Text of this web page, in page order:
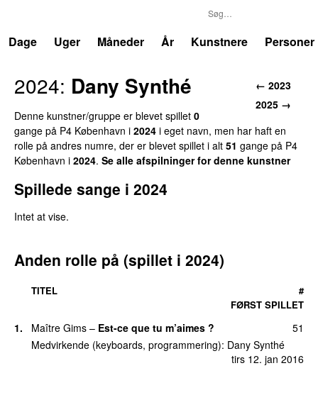
Dage
Uger Måneder År Kunstnere Personer
← 2023
2025 →
2024: Dany Synthé
Denne kunstner/gruppe er blevet spillet 0
gange på P4 København i 2024 i eget navn, men har haft en
rolle på andres numre, der er blevet spillet i alt 51 gange på P4
København i 2024. Se alle afspilninger for denne kunstner
Spillede sange i 2024
Intet at vise.
Anden rolle på (spillet i 2024)
TITEL
FØRST SPILLET
#
1. Maître Gims – Est-ce que tu m’aimes ?
tirs 12. jan 2016
51
Medvirkende (keyboards, programmering): Dany Synthé